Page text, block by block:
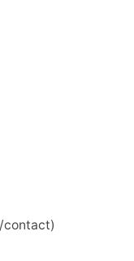
contact)